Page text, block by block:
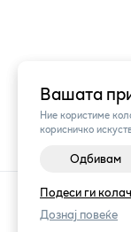
Вашата
Ние користиме
корисничко
Одбивам
Подеси ги
Дознај повеќе